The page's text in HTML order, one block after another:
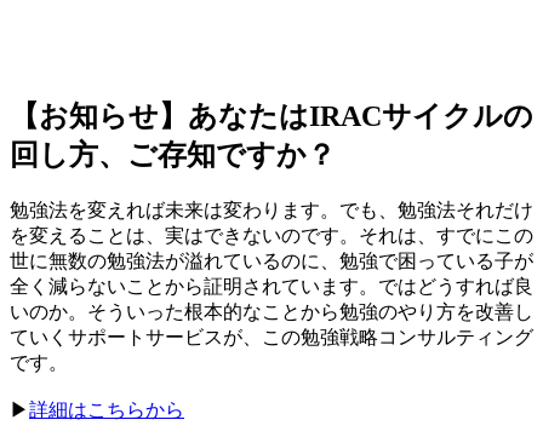
【お知らせ】あなたはIRACサイクルの
回し方、ご存知ですか？
勉強法を変えれば未来は変わります。でも、勉強法それだけ
を変えることは、実はできないのです。それは、すでにこの
世に無数の勉強法が溢れているのに、勉強で困っている子が
全く減らないことから証明されています。ではどうすれば良
いのか。そういった根本的なことから勉強のやり方を改善し
ていくサポートサービスが、この勉強戦略コンサルティング
です。
▶︎詳細はこちらから